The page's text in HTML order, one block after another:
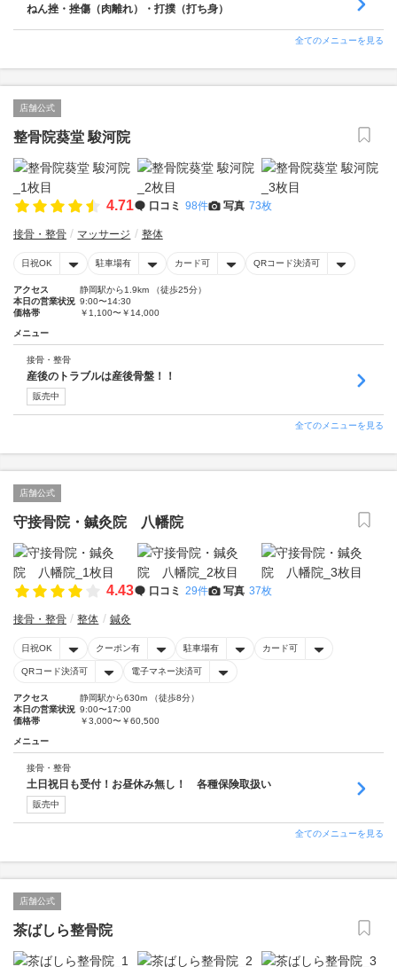
ねん挫・挫傷（肉離れ）・打撲（打ち身）
全てのメニューを見る
店舗公式
整骨院葵堂 駿河院
4.71 口コミ 98件 写真 73枚
接骨・整骨 マッサージ 整体
日祝OK 駐車場有 カード可 QRコード決済可
アクセス
静岡駅から1.9km （徒歩25分）
本日の営業状況 9:00〜14:30
価格帯
￥1,100〜￥14,000
メニュー
接骨・整骨
産後のトラブルは産後骨盤！！
販売中
全てのメニューを見る
店舗公式
守接骨院・鍼灸院 八幡院
4.43 口コミ 29件 写真 37枚
接骨・整骨 整体 鍼灸
日祝OK クーポン有 駐車場有 カード可
QRコード決済可 電子マネー決済可
アクセス
静岡駅から630m （徒歩8分）
本日の営業状況 9:00〜17:00
価格帯
￥3,000〜￥60,500
メニュー
接骨・整骨
土日祝日も受付！お昼休み無し！ 各種保険取扱い
販売中
全てのメニューを見る
店舗公式
茶ばしら整骨院